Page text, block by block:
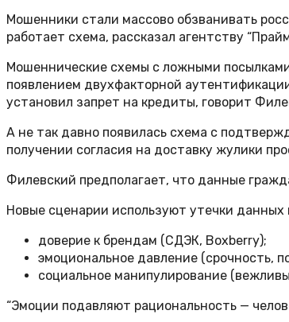
Мошенники стали массово обзванивать
работает схема, рассказал агентству
Мошеннические схемы с ложными
появлением двухфакторной
установил запрет на кредиты, говорит
А не так давно появилась схема с
получении согласия на доставку жулики
Филевский предполагает, что данные
Новые сценарии используют утечки данных
доверие к брендам (СДЭК, Boxberry);
эмоциональное давление (срочность,
социальное манипулирование
“Эмоции подавляют рациональность —